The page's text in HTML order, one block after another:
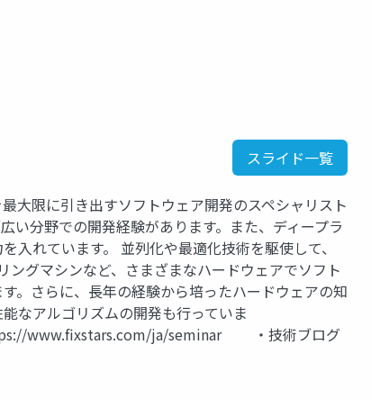
スライド一覧
大限に引き出すソフトウェア開発のスペシャリスト
い分野での開発経験があります。また、ディープラ
入れています。 並列化や最適化技術を駆使して、
ングマシンなど、さまざまなハードウェアでソフト
。さらに、長年の経験から培ったハードウェアの知
なアルゴリズムの開発も行っていま
ja/seminar ・技術ブログ